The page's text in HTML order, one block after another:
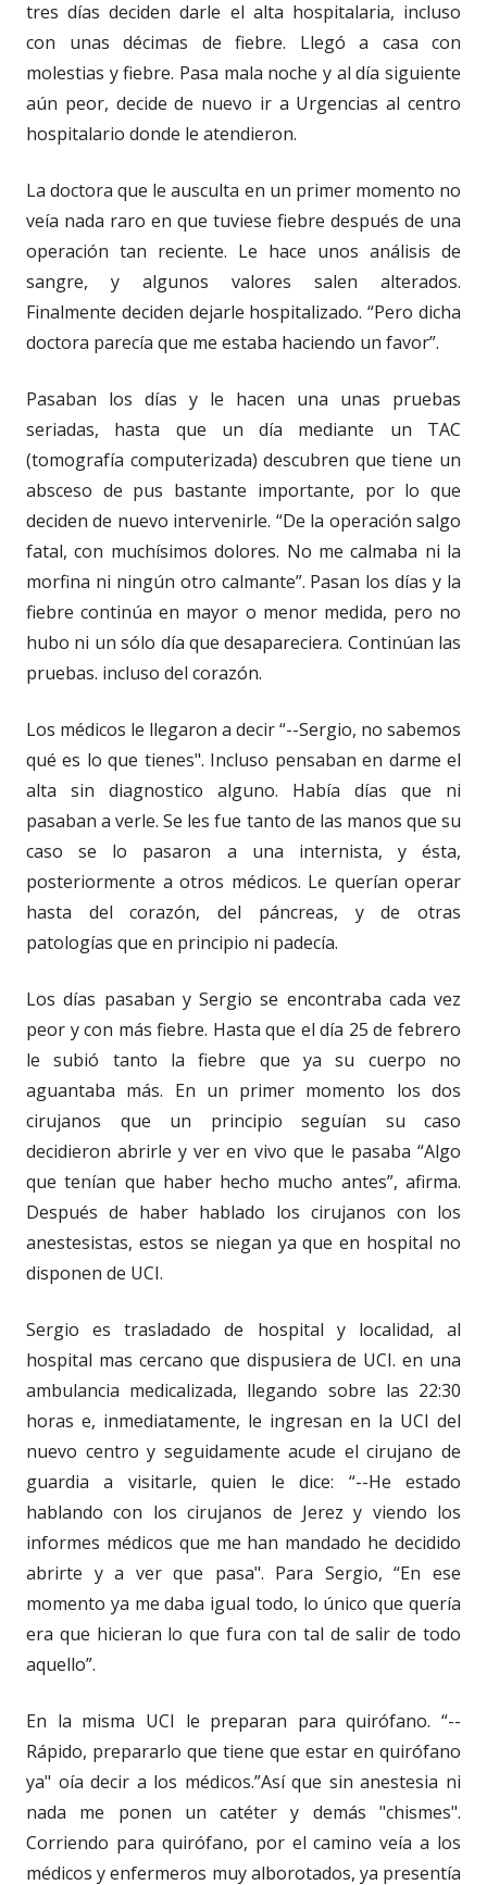
tres días deciden darle el alta hospitalaria, incluso
con unas décimas de fiebre. Llegó a casa con
molestias y fiebre. Pasa mala noche y al día siguiente
aún peor, decide de nuevo ir a Urgencias al centro
hospitalario donde le atendieron.
La doctora que le ausculta en un primer momento no
veía nada raro en que tuviese fiebre después de una
operación tan reciente. Le hace unos análisis de
sangre, y algunos valores salen alterados.
Finalmente deciden dejarle hospitalizado. “Pero dicha
doctora parecía que me estaba haciendo un favor”.
Pasaban los días y le hacen una unas pruebas
seriadas, hasta que un día mediante un TAC
(tomografía computerizada) descubren que tiene un
absceso de pus bastante importante, por lo que
deciden de nuevo intervenirle. “De la operación salgo
fatal, con muchísimos dolores. No me calmaba ni la
morfina ni ningún otro calmante”. Pasan los días y la
fiebre continúa en mayor o menor medida, pero no
hubo ni un sólo día que desapareciera. Continúan las
pruebas. incluso del corazón.
Los médicos le llegaron a decir “--Sergio, no sabemos
qué es lo que tienes". Incluso pensaban en darme el
alta sin diagnostico alguno. Había días que ni
pasaban a verle. Se les fue tanto de las manos que su
caso se lo pasaron a una internista, y ésta,
posteriormente a otros médicos. Le querían operar
hasta del corazón, del páncreas, y de otras
patologías que en principio ni padecía.
Los días pasaban y Sergio se encontraba cada vez
peor y con más fiebre. Hasta que el día 25 de febrero
le subió tanto la fiebre que ya su cuerpo no
aguantaba más. En un primer momento los dos
cirujanos que un principio seguían su caso
decidieron abrirle y ver en vivo que le pasaba “Algo
que tenían que haber hecho mucho antes”, afirma.
Después de haber hablado los cirujanos con los
anestesistas, estos se niegan ya que en hospital no
disponen de UCI.
Sergio es trasladado de hospital y localidad, al
hospital mas cercano que dispusiera de UCI. en una
ambulancia medicalizada, llegando sobre las 22:30
horas e, inmediatamente, le ingresan en la UCI del
nuevo centro y seguidamente acude el cirujano de
guardia a visitarle, quien le dice: “--He estado
hablando con los cirujanos de Jerez y viendo los
informes médicos que me han mandado he decidido
abrirte y a ver que pasa". Para Sergio, “En ese
momento ya me daba igual todo, lo único que quería
era que hicieran lo que fura con tal de salir de todo
aquello”.
En la misma UCI le preparan para quirófano. “--
Rápido, prepararlo que tiene que estar en quirófano
ya" oía decir a los médicos.”Así que sin anestesia ni
nada me ponen un catéter y demás "chismes".
Corriendo para quirófano, por el camino veía a los
médicos y enfermeros muy alborotados, ya presentía